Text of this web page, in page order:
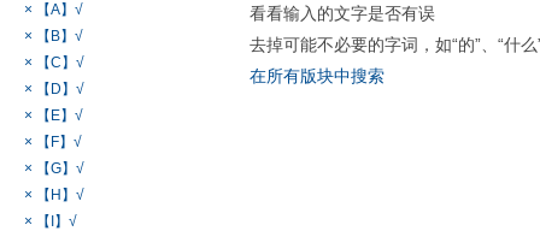
× 【A】√
× 【B】√
× 【C】√
× 【D】√
× 【E】√
× 【F】√
× 【G】√
× 【H】√
× 【I】√
看看输入的文字是否有误
去掉可能不必要的字词，如“的”、“什么
在所有版块中搜索